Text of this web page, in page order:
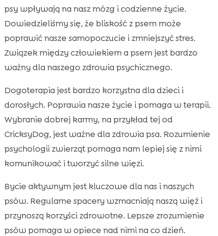
psy wpływają na nasz mózg i codzienne życie.
Dowiedzieliśmy się, że bliskość z psem może
poprawić nasze samopoczucie i zmniejszyć stres.
Związek między człowiekiem a psem jest bardzo
ważny dla naszego zdrowia psychicznego.
Dogoterapia jest bardzo korzystna dla dzieci i
dorosłych. Poprawia nasze życie i pomaga w terapii.
Wybranie dobrej karmy, na przykład tej od
CricksyDog, jest ważne dla zdrowia psa. Rozumienie
psychologii zwierząt pomaga nam lepiej się z nimi
komunikować i tworzyć silne więzi.
Bycie aktywnym jest kluczowe dla nas i naszych
psów. Regularne spacery wzmacniają naszą więź i
przynoszą korzyści zdrowotne. Lepsze zrozumienie
psów pomaga w opiece nad nimi na co dzień.